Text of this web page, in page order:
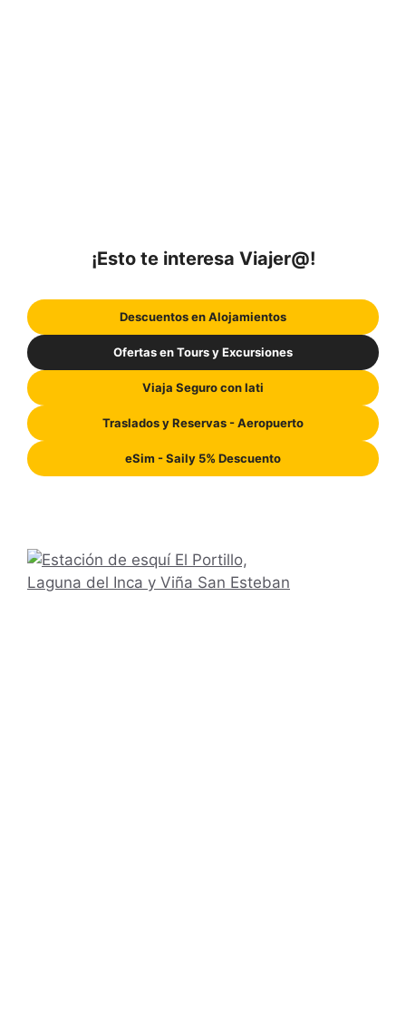
¡Esto te interesa Viajer@!
Descuentos en Alojamientos
Ofertas en Tours y Excursiones
Viaja Seguro con Iati
Traslados y Reservas - Aeropuerto
eSim - Saily 5% Descuento